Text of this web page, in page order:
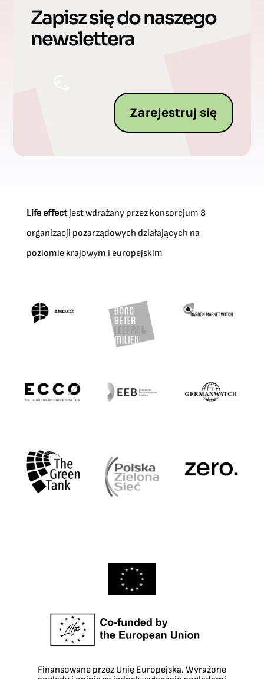
Zapisz się do naszego
newslettera
Zarejestruj się
Life effectjest wdrażany przez konsorcjum 8
organizacji pozarządowych działających na
poziomie krajowym i europejskim
Finansowane przez Unię Europejską. Wyrażone